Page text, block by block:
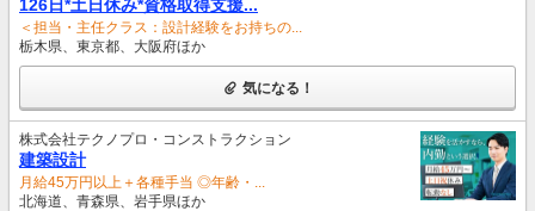
126日*土日休み*資格取得支援...
＜担当・主任クラス：設計経験をお持ちの...
栃木県、東京都、大阪府ほか
気になる！
株式会社テクノプロ・コンストラクション
建築設計
月給45万円以上＋各種手当 ◎年齢・...
北海道、青森県、岩手県ほか